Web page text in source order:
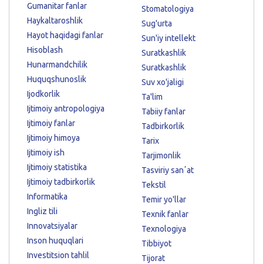
Gumanitar fanlar
Haykaltaroshlik
Hayot haqidagi fanlar
Hisoblash
Hunarmandchilik
Huquqshunoslik
Ijodkorlik
Ijtimoiy antropologiya
Ijtimoiy fanlar
Ijtimoiy himoya
Ijtimoiy ish
Ijtimoiy statistika
Ijtimoiy tadbirkorlik
Informatika
Ingliz tili
Innovatsiyalar
Inson huquqlari
Investitsion tahlil
Stomatologiya
Sug'urta
Sun'iy intellekt
Suratkashlik
Suratkashlik
Suv xo'jaligi
Ta'lim
Tabiiy fanlar
Tadbirkorlik
Tarix
Tarjimonlik
Tasviriy sanʼat
Tekstil
Temir yo'llar
Texnik fanlar
Texnologiya
Tibbiyot
Tijorat